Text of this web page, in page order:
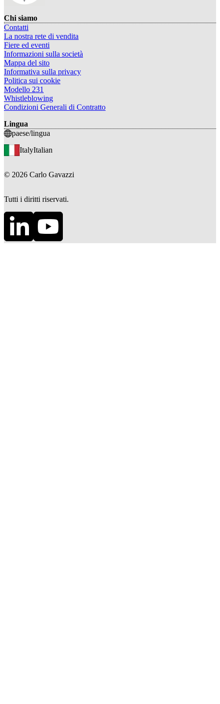
Chi siamo
Contatti
La nostra rete di vendita
Fiere ed eventi
Informazioni sulla società
Mappa del sito
Informativa sulla privacy
Politica sui cookie
Modello 231
Whistleblowing
Condizioni Generali di Contratto
Lingua
paese/lingua
ItalyItalian
© 2026 Carlo Gavazzi
Tutti i diritti riservati.